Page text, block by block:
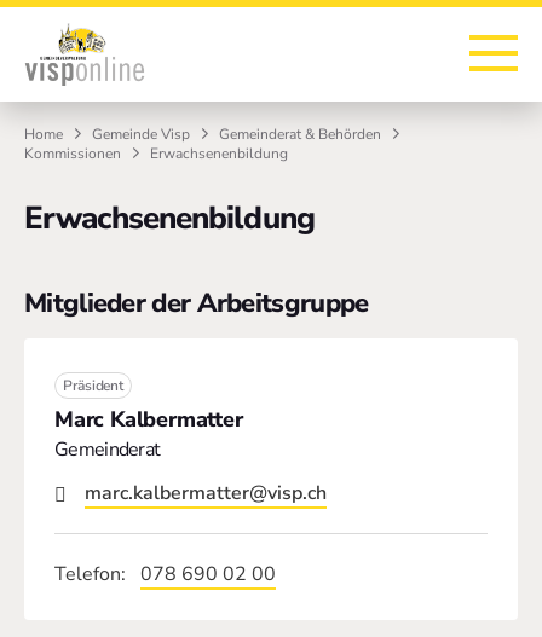
Zur Startseite
Zur Hauptnavigation
Zur Suche
Zum Hauptinhalt
Zum Fussbereich
Home Gemeinde Visp
Gemeinderat & Behörden
Kommissionen
Erwachsenenbildung
Erwachsenenbildung
Mitglieder der Arbeitsgruppe
Präsident
Marc Kalbermatter
Gemeinderat
marc.kalbermatter@visp.ch
Telefon 078 690 02 00